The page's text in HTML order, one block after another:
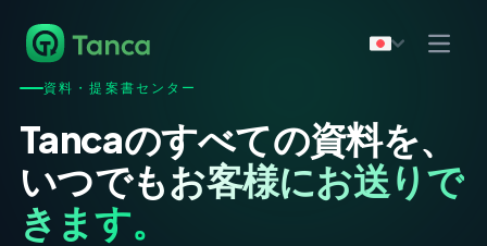
資料・提案書センター
Tancaのすべての資料を、
いつでもお客様にお送りで
きます。